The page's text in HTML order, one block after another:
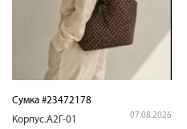
Сумка #23472178
Корпус.А2Г-01
07.08.2026